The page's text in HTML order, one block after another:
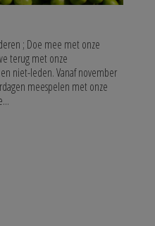
; Doe mee met onze
terug met onze
niet-leden. Vanaf november
meespelen met onze